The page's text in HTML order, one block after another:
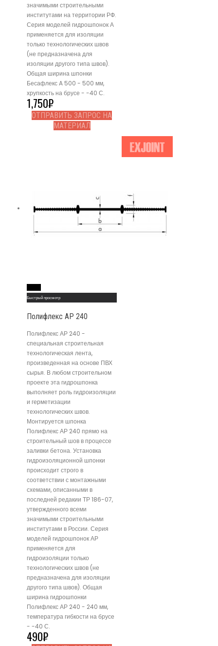
значимыми строительными
институтами на территории РФ.
Серия моделей гидрошпонок А
применяется для изоляции
только технологических швов
(не предназначена для
изоляции другого типа швов).
Общая ширина шпонки
Бесафлекс A 500 - 500 мм,
хрупкость на брусе - -40 С.
1,750₽
ОТПРАВИТЬ ЗАПРОС НА
МАТЕРИАЛ
Быстрый просмотр
Полифлекс АР 240
Полифлекс АР 240 -
специальная строительная
технологическая лента,
произведенная на основе ПВХ
сырья. В любом строительном
проекте эта гидрошпонка
выполняет роль гидроизоляции
и герметизации
технологических швов.
Монтируется шпонка
Полифлекс АР 240 прямо на
строительный шов в процессе
заливки бетона. Установка
гидроизоляционной шпонки
происходит строго в
соответствии с монтажными
схемами, описанными в
последней редакии ТР 186-07,
утвержденного всеми
значимыми строительными
институтами в России. Серия
моделей гидрошпонок АР
применяется для
гидроизоляции только
технологических швов (не
предназначена для изоляции
другого типа швов). Общая
ширина гидрошпонки
Полифлекс АР 240 - 240 мм,
температура гибкости на брусе
- -40 С.
490₽